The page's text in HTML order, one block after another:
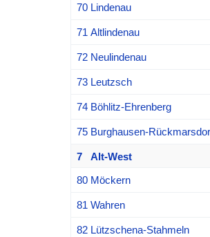
70 Lindenau
71 Altlindenau
72 Neulindenau
73 Leutzsch
74 Böhlitz-Ehrenberg
75 Burghausen-
7 Alt-West
80 Möckern
81 Wahren
82 Lützschena-Stahmeln